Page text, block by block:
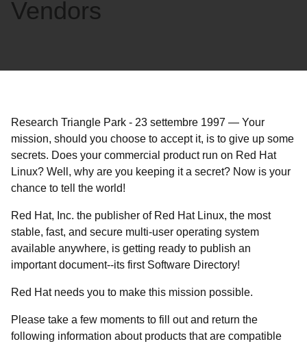
Vendors
Research Triangle Park - 23 settembre 1997 — Your
mission, should you choose to accept it, is to give up some
secrets. Does your commercial product run on Red Hat
Linux? Well, why are you keeping it a secret? Now is your
chance to tell the world!
Red Hat, Inc. the publisher of Red Hat Linux, the most
stable, fast, and secure multi-user operating system
available anywhere, is getting ready to publish an
important document--its first Software Directory!
Red Hat needs you to make this mission possible.
Please take a few moments to fill out and return the
following information about products that are compatible